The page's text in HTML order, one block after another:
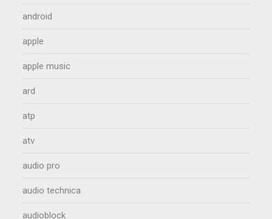
android
apple
apple music
ard
atp
atv
audio pro
audio technica
audioblock